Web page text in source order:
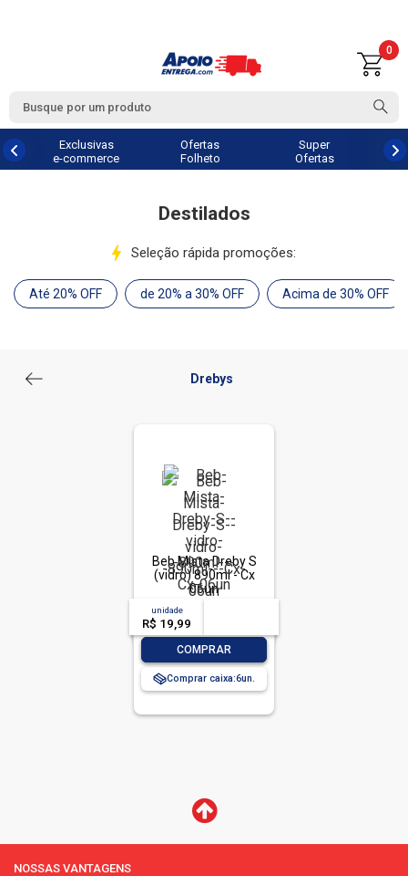
0
Exclusivas
e-commerce
Ofertas
Folheto
Super
Ofertas
Destilados
Seleção rápida promoções:
Até 20% OFF de 20% a 30% OFF Acima de 30% OFF
Drebys
Beb Mista Dreby S
(vidro) 890ml - Cx
06un
unidade
R$ 19,99
COMPRAR
Comprar caixa:6
NOSSAS VANTAGENS